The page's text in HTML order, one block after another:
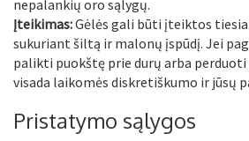
nepalankių oro sąlygų.
Įteikimas:Gėlės gali būti įteiktos
sukuriant šiltą ir malonų įspūdį. Jei
palikti puokštę prie durų arba perduoti
visada laikomės diskretiškumo ir jūsų
Pristatymo sąlygos